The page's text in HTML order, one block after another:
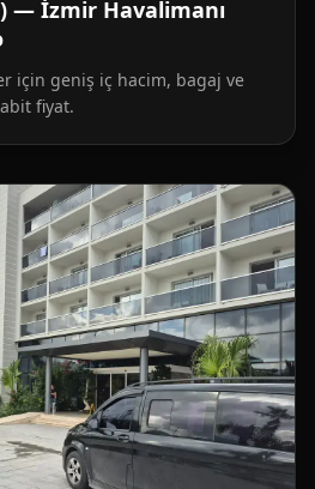
— İzmir Havalimanı
için geniş iç hacim, bagaj ve
fiyat.